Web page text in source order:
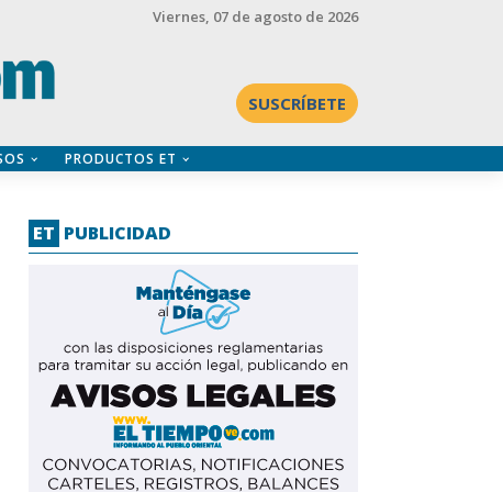
Viernes, 07 de agosto de 2026
SUSCRÍBETE
PRODUCTOS ET
ET PUBLICIDAD